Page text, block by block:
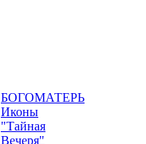
БОГОМАТЕРЬ
Иконы
"Тайная
Вечеря"